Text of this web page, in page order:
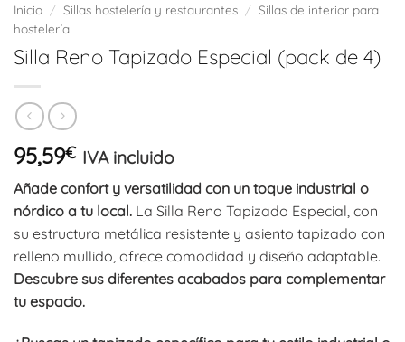
Inicio / Sillas hostelería y restaurantes / Sillas de interior para
hostelería
Silla Reno Tapizado Especial (pack de 4)
95,59€ IVA incluido
Añade confort y versatilidad con un toque industrial o
nórdico a tu local. La Silla Reno Tapizado Especial, con
su estructura metálica resistente y asiento tapizado con
relleno mullido, ofrece comodidad y diseño adaptable.
Descubre sus diferentes acabados para complementar
tu espacio.